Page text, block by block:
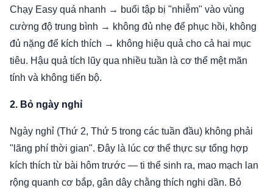
Chạy Easy quá nhanh → buổi tập bị "nhiễm" vào vùng
cường độ trung bình → không đủ nhẹ để phục hồi, không
đủ nặng để kích thích → không hiệu quả cho cả hai mục
tiêu. Hậu quả tích lũy qua nhiều tuần là cơ thể mệt mãn
tính và không tiến bộ.
2. Bỏ ngày nghỉ
Ngày nghỉ (Thứ 2, Thứ 5 trong các tuần đầu) không phải
"lãng phí thời gian". Đây là lúc cơ thể thực sự tổng hợp
kích thích từ bài hôm trước — ti thể sinh ra, mao mạch lan
rộng quanh cơ bắp, gân dây chằng thích nghi dần. Bỏ